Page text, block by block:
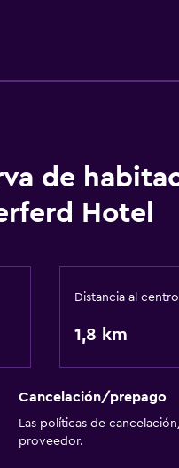
de
Hotel
Distancia al centro
1,8 km
Cancelación/prepago
Las políticas de
proveedor.